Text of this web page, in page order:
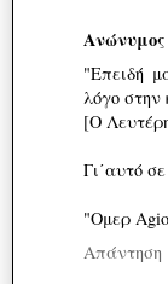
Ανώνυμος
"Επειδή
λόγο στην
[Ο
Γι΄αυτό
"Ομερ
Απάντηση